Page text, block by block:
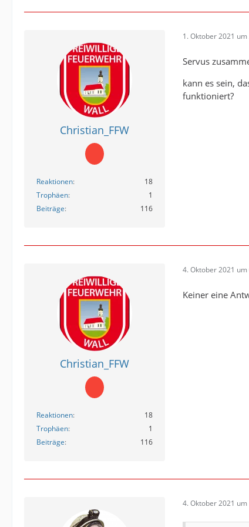
Christian_FFW
Reaktionen
18
Trophäen
1
Beiträge
116
1. Oktober 2021
Servus
kann es sein,
funktioniert?
Christian_FFW
Reaktionen
18
Trophäen
1
Beiträge
116
4. Oktober 2021 um
Keiner eine
4. Oktober 2021 um